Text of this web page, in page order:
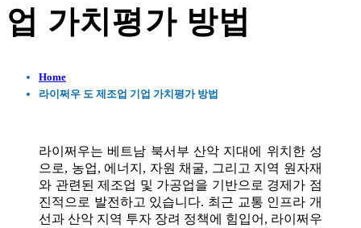
업 가치평가 방법
Home
라이쩌우 도 제조업 기업 가치평가 방법
라이쩌우는 베트남 북서부 산악 지대에 위치한 성
으로, 농업, 에너지, 자원 채굴, 그리고 지역 원자재
와 관련된 제조업 및 가공업을 기반으로 경제가 점
진적으로 발전하고 있습니다. 최근 교통 인프라 개
선과 산악 지역 투자 장려 정책에 힘입어, 라이쩌우